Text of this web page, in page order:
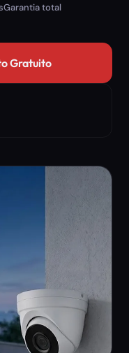
Garantia total
Gratuito